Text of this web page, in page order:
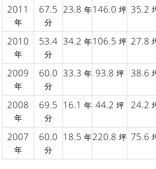
2011
年
67.5
分
23.8 年146.0 坪 35.2
2010
年
53.4
分
34.2 年106.5 坪 27.8
2009
年
60.0
分
33.3 年 93.8 坪 38.6
2008
年
69.5
分
16.1 年 44.2 坪 24.2
2007
年
60.0
分
18.5 年220.8 坪 75.6